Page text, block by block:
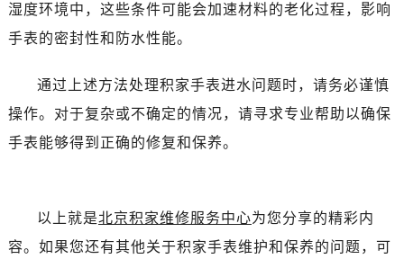
湿度环境中，这些条件可能会加速材料的老化过程，影响
手表的密封性和防水性能。
通过上述方法处理积家手表进水问题时，请务必谨慎
操作。对于复杂或不确定的情况，请寻求专业帮助以确保
手表能够得到正确的修复和保养。
以上就是北京积家维修服务中心为您分享的精彩内
容。如果您还有其他关于积家手表维护和保养的问题，可